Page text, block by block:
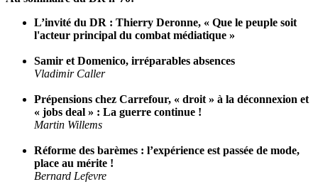
L’invité du DR : Thierry Deronne, « Que le peuple soit
l'acteur principal du combat médiatique »
Samir et Domenico, irréparables absences
Vladimir Caller
Prépensions chez Carrefour, « droit » à la déconnexion et
« jobs deal » : La guerre continue !
Martin Willems
Réforme des barèmes : l’expérience est passée de mode,
place au mérite !
Bernard Lefevre